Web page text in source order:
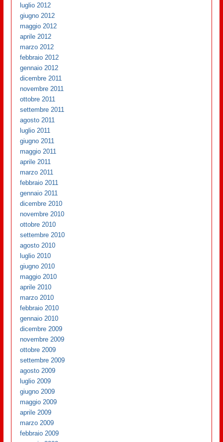
luglio 2012
giugno 2012
maggio 2012
aprile 2012
marzo 2012
febbraio 2012
gennaio 2012
dicembre 2011
novembre 2011
ottobre 2011
settembre 2011
agosto 2011
luglio 2011
giugno 2011
maggio 2011
aprile 2011
marzo 2011
febbraio 2011
gennaio 2011
dicembre 2010
novembre 2010
ottobre 2010
settembre 2010
agosto 2010
luglio 2010
giugno 2010
maggio 2010
aprile 2010
marzo 2010
febbraio 2010
gennaio 2010
dicembre 2009
novembre 2009
ottobre 2009
settembre 2009
agosto 2009
luglio 2009
giugno 2009
maggio 2009
aprile 2009
marzo 2009
febbraio 2009